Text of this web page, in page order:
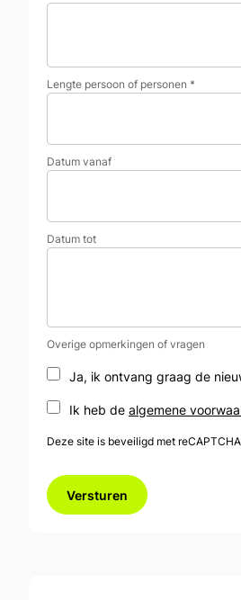
Lengte persoon of personen *
Datum vanaf
Datum tot
Overige opmerkingen of vragen
Ja, ik ontvang graag de
Ik heb de algemene
Deze site is beveiligd met